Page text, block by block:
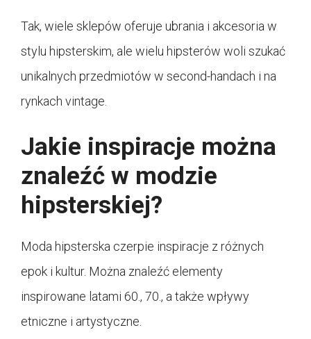
Tak, wiele sklepów oferuje ubrania i akcesoria w
stylu hipsterskim, ale wielu hipsterów woli szukać
unikalnych przedmiotów w second-handach i na
rynkach vintage.
Jakie inspiracje można
znaleźć w modzie
hipsterskiej?
Moda hipsterska czerpie inspiracje z różnych
epok i kultur. Można znaleźć elementy
inspirowane latami 60., 70., a także wpływy
etniczne i artystyczne.